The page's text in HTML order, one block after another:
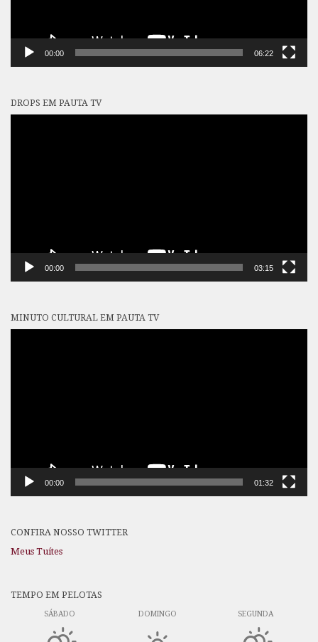
00:00 06:22
DROPS EM PAUTA TV
00:00 03:15
MINUTO CULTURAL EM PAUTA TV
00:00 01:32
CONFIRA NOSSO TWITTER
Meus Tuítes
TEMPO EM PELOTAS
SÁBADO DOMINGO SEGUNDA